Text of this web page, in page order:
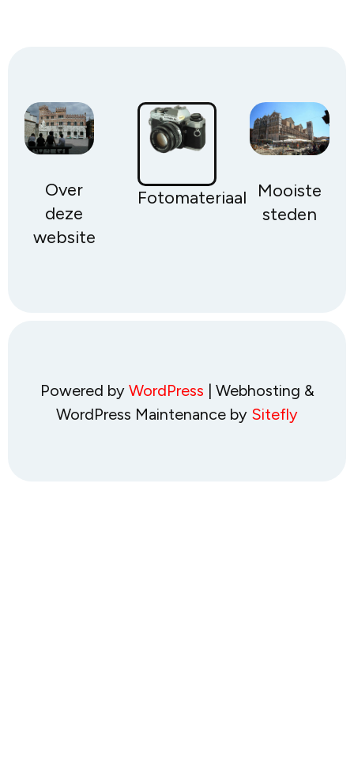
Over
deze
website
Fotomateriaal
Mooiste
steden
Powered by WordPress | Webhosting &
WordPress Maintenance by Sitefly